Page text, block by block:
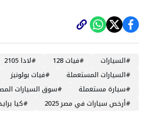
#السيارات #فيات 128 #لادا 2105
#السيارات المستعملة #فيات بولونيز
#سيارة مستعملة #سوق السيارات
#أرخص سيارات في مصر 2025 #كيا